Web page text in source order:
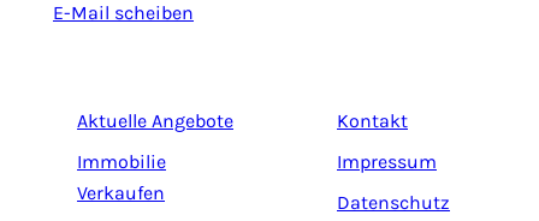
E-Mail scheiben
Aktuelle Angebote
Immobilie
Verkaufen
Kontakt
Impressum
Datenschutz